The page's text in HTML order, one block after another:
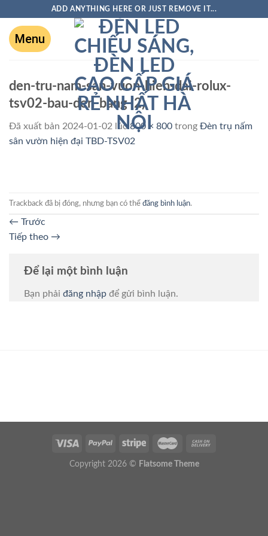
ADD ANYTHING HERE OR JUST REMOVE IT...
den-tru-nam-san-vuon-hien-dai-rolux-
tsv02-bau-den-bang (2)
Đã xuất bản 2024-01-02 lúc 800 × 800 trong Đèn trụ nấm
sân vườn hiện đại TBD-TSV02
Trackback đã bị đóng, nhưng bạn có thể đăng bình luận.
← Trước
Tiếp theo →
Để lại một bình luận
Bạn phải đăng nhập để gửi bình luận.
Copyright 2026 © Flatsome Theme